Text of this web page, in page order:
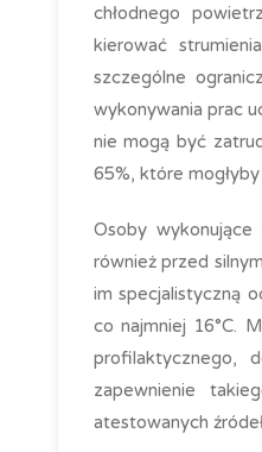
chłodnego
kierować
szczególne
wykonywania prac
nie mogą być
65%, które
Osoby
również przed
im specjalistyczną
co najmniej 16°C.
profilaktycznego,
zapewnienie
atestowanych